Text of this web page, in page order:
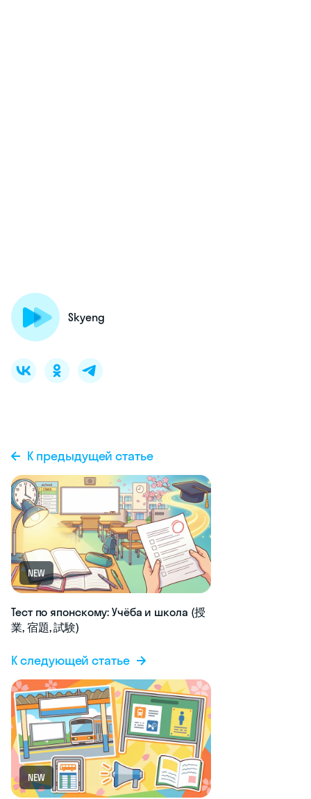
Skyeng
К предыдущей статье
NEW
Тест по японскому: Учёба и школа (授
業, 宿題, 試験)
К следующей статье
NEW